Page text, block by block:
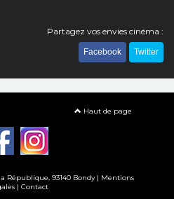
Partagez vos envies cinéma :
Facebook Twitter
Haut de page
République, 93140 Bondy | Mentions
| Contact